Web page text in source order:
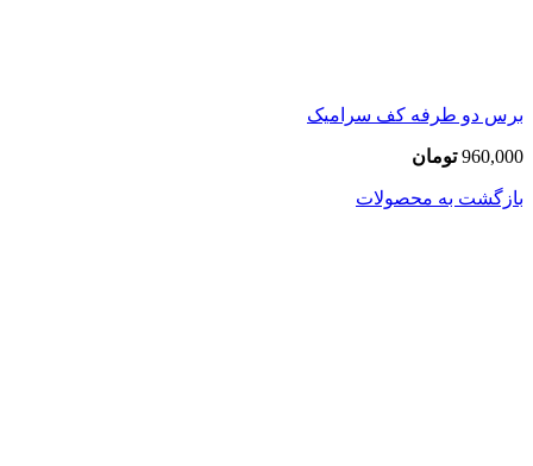
برس دو طرفه کف سرامیک
960,000 تومان
بازگشت به محصولات